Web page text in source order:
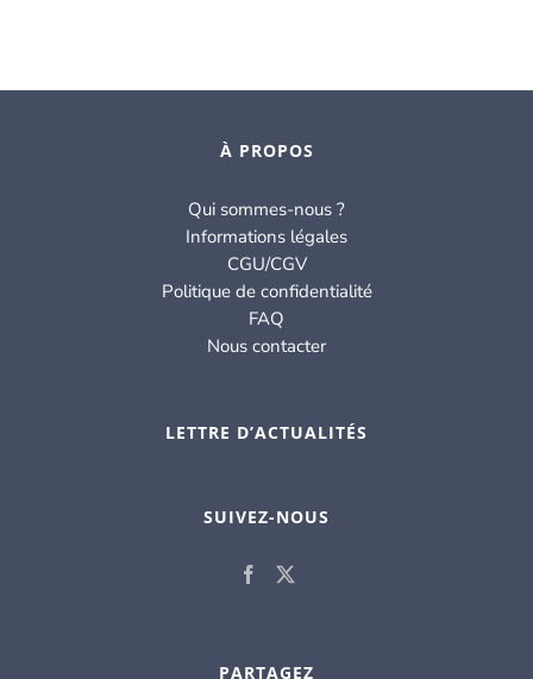
À PROPOS
Qui sommes-nous ?
Informations légales
CGU/CGV
Politique de confidentialité
FAQ
Nous contacter
LETTRE D’ACTUALITÉS
SUIVEZ-NOUS
PARTAGEZ